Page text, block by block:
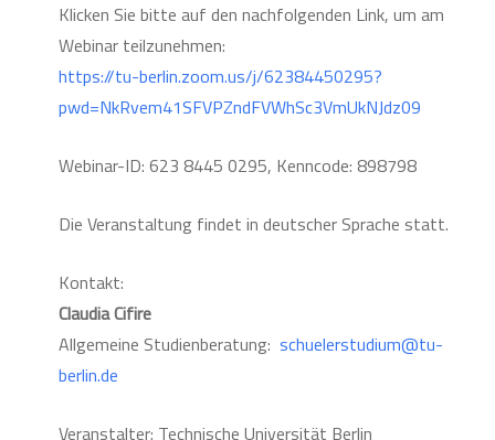
Klicken Sie bitte auf den nachfolgenden Link, um am
Webinar teilzunehmen:
https://tu-berlin.zoom.us/j/62384450295?
pwd=NkRvem41SFVPZndFVWhSc3VmUkNJdz09
Webinar-ID: 623 8445 0295, Kenncode: 898798
Die Veranstaltung findet in deutscher Sprache statt.
Kontakt:
Claudia Cifire
Allgemeine Studienberatung: schuelerstudium@tu-
berlin.de
Veranstalter: Technische Universität Berlin